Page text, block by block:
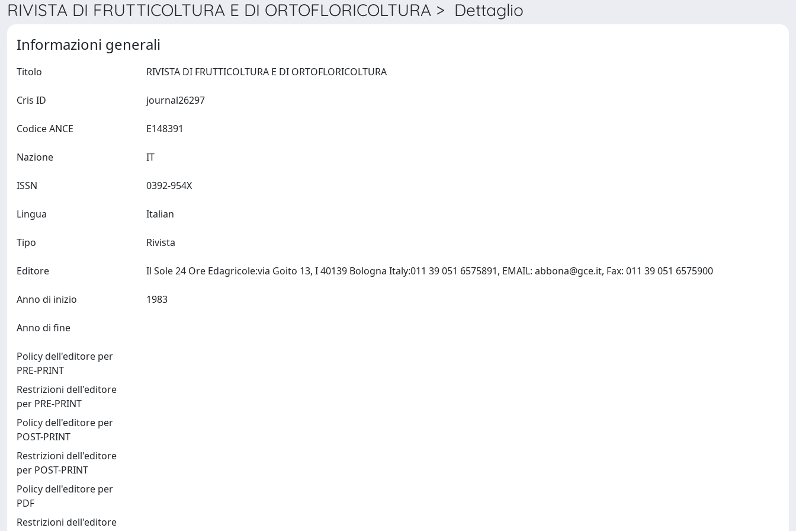
RIVISTA DI FRUTTICOLTURA E DI ORTOFLORICOLTURA > Dettaglio
Informazioni generali
Titolo
Cris ID
Codice ANCE
Nazione
ISSN
Lingua
Tipo Rivista
Editore Il Sole 24 Ore Edagricole:via Goito 13, I 40139 Bologna Italy:011 39 051 6575891, EMAIL: abbona@gce.it
Anno di inizio
Anno di fine
Policy dell'editore per
PRE-PRINT
Restrizioni dell'editore
per PRE-PRINT
Policy dell'editore per
POST-PRINT
Restrizioni dell'editore
per POST-PRINT
Policy dell'editore per
PDF
Restrizioni dell'editore